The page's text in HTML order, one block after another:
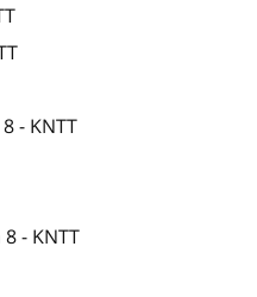
- KNTT
- KNTT